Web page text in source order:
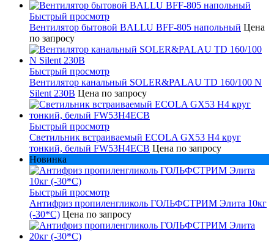
Быстрый просмотр
Вентилятор бытовой BALLU BFF-805 напольный Цена
по запросу
Быстрый просмотр
Вентилятор канальный SOLER&PALAU TD 160/100 N
Silent 230В Цена по запросу
Быстрый просмотр
Светильник встраиваемый ECOLA GX53 H4 круг
тонкий, белый FW53H4ECB Цена по запросу
Новинка
Быстрый просмотр
Антифриз пропиленгликоль ГОЛЬФСТРИМ Элита 10кг
(-30*С) Цена по запросу